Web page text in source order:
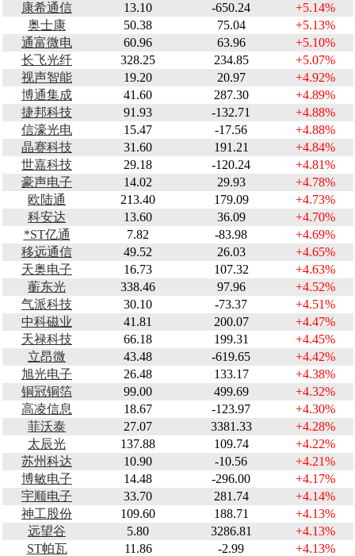
康希通信
13.10 -650.24
+5.14%
奥士康
50.38 75.04
+5.13%
通富微电
60.96 63.96
+5.10%
长飞光纤
328.25 234.85
+5.07%
视声智能
19.20 20.97
+4.92%
博通集成
41.60 287.30
+4.89%
捷邦科技
91.93 -132.71
+4.88%
信濠光电
15.47 -17.56
+4.88%
晶赛科技
31.60 191.21
+4.84%
世嘉科技
29.18 -120.24
+4.81%
豪声电子
14.02 29.93
+4.78%
欧陆通
213.40 179.09
+4.73%
科安达
13.60 36.09
+4.70%
*ST亿通
7.82 -83.98
+4.69%
移远通信
49.52 26.03
+4.65%
天奥电子
16.73 107.32
+4.63%
蘅东光
338.46 97.96
+4.52%
气派科技
30.10 -73.37
+4.51%
中科磁业
41.81 200.07
+4.47%
天禄科技
66.18 199.31
+4.45%
立昂微
43.48 -619.65
+4.42%
旭光电子
26.48 133.17
+4.38%
铜冠铜箔
99.00 499.69
+4.32%
高凌信息
18.67 -123.97
+4.30%
菲沃泰
27.07 3381.33
+4.28%
太辰光
137.88 109.74
+4.22%
苏州科达
10.90 -10.56
+4.21%
博敏电子
14.48 -296.00
+4.17%
宇顺电子
33.70 281.74
+4.14%
神工股份
109.60 188.71
+4.13%
远望谷
5.80 3286.81
+4.13%
ST帕瓦
11.86 -2.99
+4.13%